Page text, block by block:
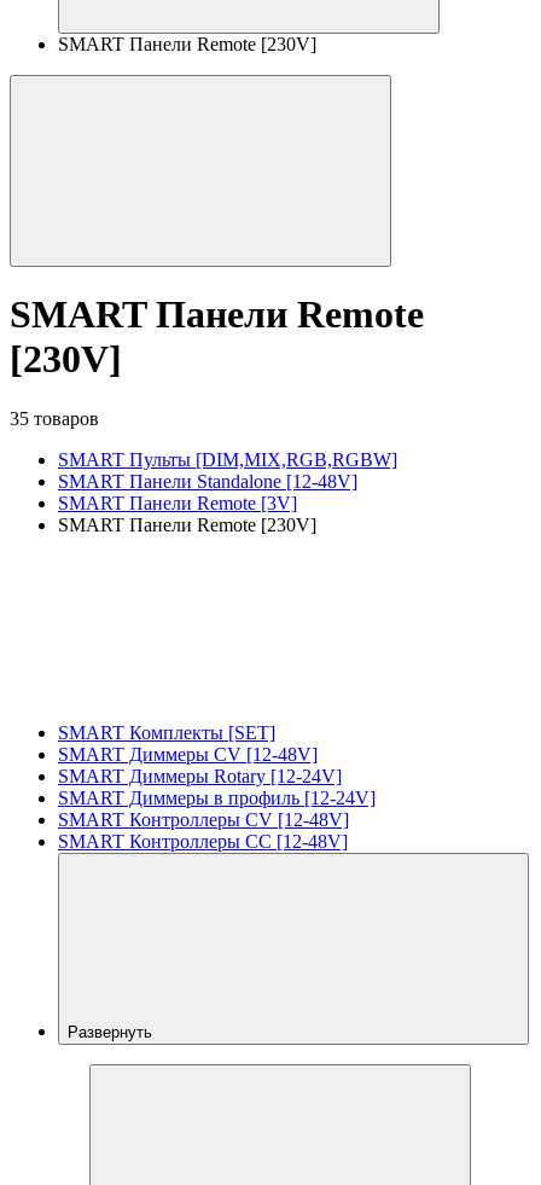
SMART Панели Remote [230V]
SMART Панели Remote
[230V]
35 товаров
SMART Пульты [DIM,MIX,RGB,RGBW]
SMART Панели Standalone [12-48V]
SMART Панели Remote [3V]
SMART Панели Remote [230V]
SMART Комплекты [SET]
SMART Диммеры CV [12-48V]
SMART Диммеры Rotary [12-24V]
SMART Диммеры в профиль [12-24V]
SMART Контроллеры CV [12-48V]
SMART Контроллеры CC [12-48V]
Развернуть